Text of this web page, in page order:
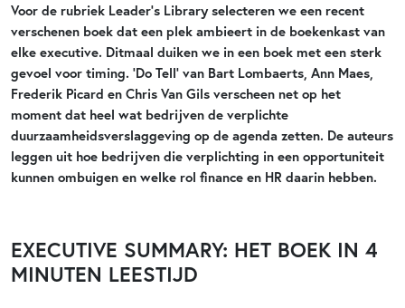
Voor de rubriek Leader’s Library selecteren we een recent
verschenen boek dat een plek ambieert in de boekenkast van
elke executive. Ditmaal duiken we in een boek met een sterk
gevoel voor timing. ‘Do Tell’ van Bart Lombaerts, Ann Maes,
Frederik Picard en Chris Van Gils verscheen net op het
moment dat heel wat bedrijven de verplichte
duurzaamheidsverslaggeving op de agenda zetten. De auteurs
leggen uit hoe bedrijven die verplichting in een opportuniteit
kunnen ombuigen en welke rol finance en HR daarin hebben.
EXECUTIVE SUMMARY: HET BOEK IN 4
MINUTEN LEESTIJD